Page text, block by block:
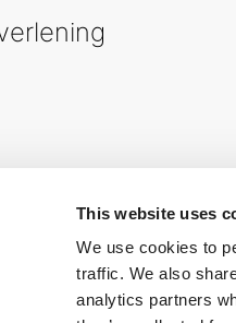
This website uses
We use cookies to
traffic. We also
analytics partners